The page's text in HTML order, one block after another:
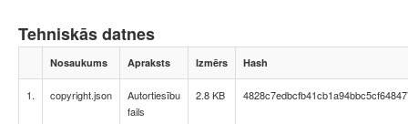
Tehniskās datnes
Nosaukums Apraksts Izmērs Hash
1. copyright.json
Autortiesību
fails
2.8 KB